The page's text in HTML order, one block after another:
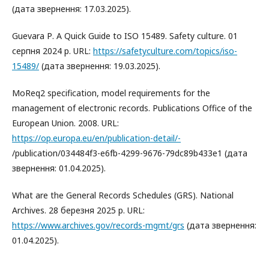
(дата звернення: 17.03.2025).
Guevara Р. A Quick Guide to ISO 15489. Safety culture. 01
серпня 2024 р. URL: https://safetyculture.com/topics/iso-
15489/ (дата звернення: 19.03.2025).
MoReq2 specification, model requirements for the
management of electronic records. Publications Office of the
European Union. 2008. URL:
https://op.europa.eu/en/publication-detail/-
/publication/034484f3-e6fb-4299-9676-79dc89b433e1 (дата
звернення: 01.04.2025).
What are the General Records Schedules (GRS). National
Archives. 28 березня 2025 р. URL:
https://www.archives.gov/records-mgmt/grs (дата звернення:
01.04.2025).